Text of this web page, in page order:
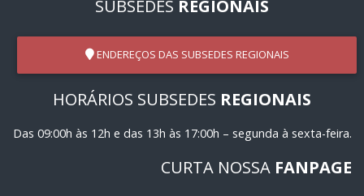
SUBSEDES REGIONAIS
ENDEREÇOS DAS SUBSEDES REGIONAIS
HORÁRIOS SUBSEDES REGIONAIS
Das 09:00h às 12h e das 13h às 17:00h – segunda à sexta-feira.
CURTA NOSSA FANPAGE